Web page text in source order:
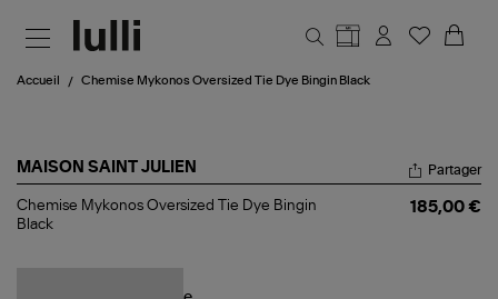
Accueil Chemise Mykonos Oversized Tie Dye Bingin Black
MAISON SAINT JULIEN
Chemise
Mykonos
Partager
Chemise Mykonos Oversized Tie Dye Bingin
Black
185,00 €